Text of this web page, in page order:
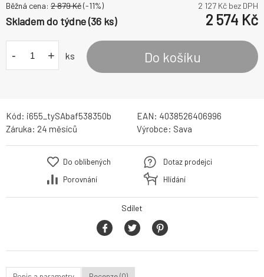
Běžná cena: 2 879Kč(-11%) 2 127 Kč bez DPH
Skladem do týdne (36 ks) 2 574 Kč
- + ks Do košíku
Kód: i655_tySAbaf538350b EAN: 4038526406996
Záruka: 24 měsíců Výrobce: Sava
Do oblíbených
Porovnání
Dotaz prodejci
Hlídání
Sdílet